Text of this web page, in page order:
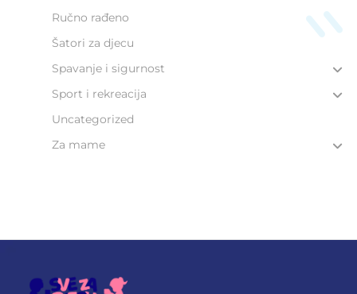
Ručno rađeno
Šatori za djecu
Spavanje i sigurnost
Sport i rekreacija
Uncategorized
Za mame